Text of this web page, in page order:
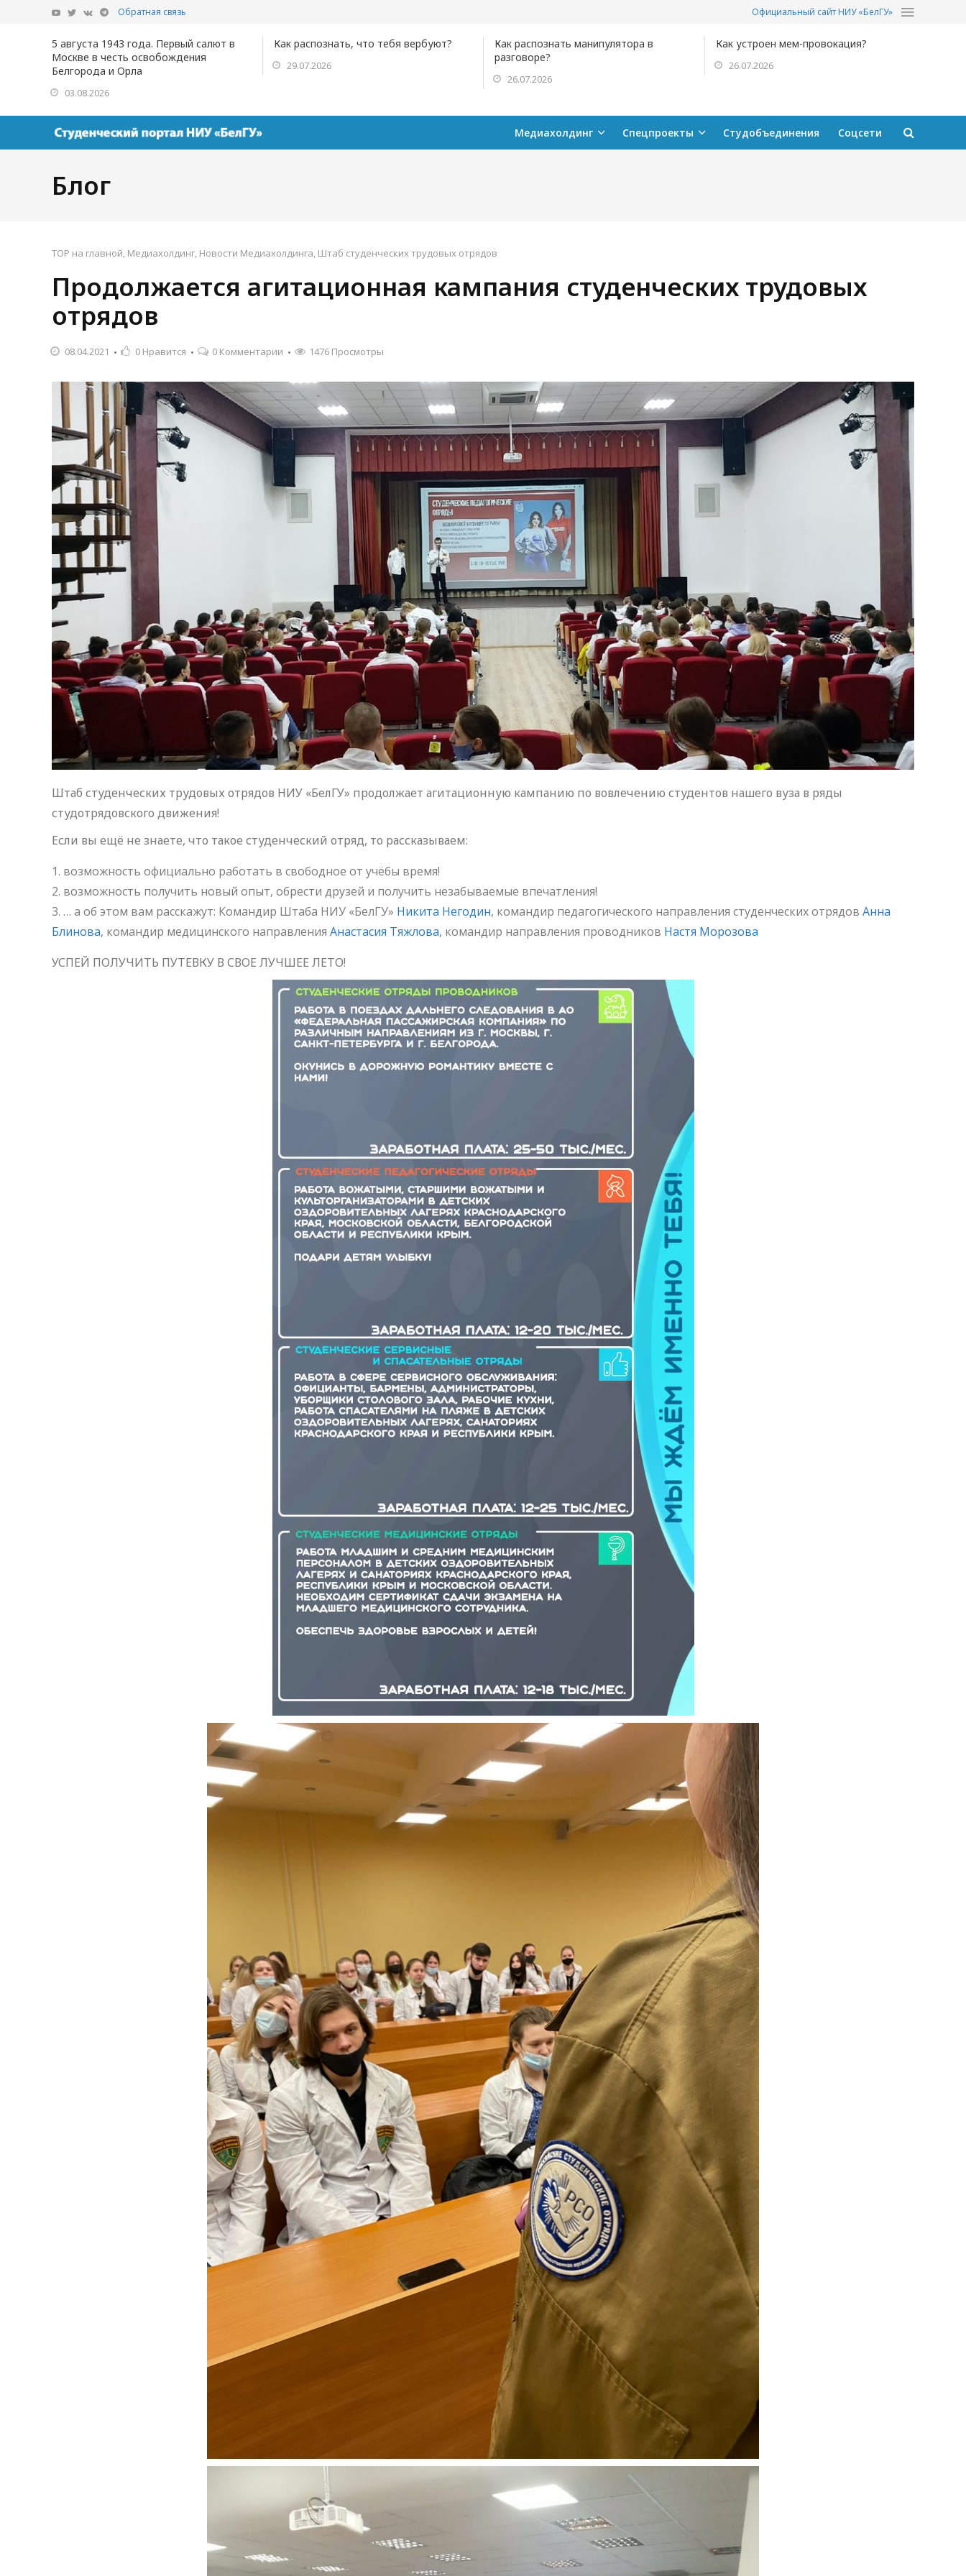
Обратная связь Официальный сайт НИУ «БелГУ»
5 августа 1943 года. Первый салют в
Москве в честь освобождения
Белгорода и Орла
03.08.2026
Как распознать, что тебя вербуют?
29.07.2026
Как распознать манипулятора в
разговоре?
26.07.2026
Как устроен мем-провокация?
26.07.2026
Медиахолдинг Спецпроекты Студобъединения Соцсети
Блог
TOP на главной, Медиахолдинг, Новости Медиахолдинга, Штаб студенческих трудовых отрядов
Продолжается агитационная кампания студенческих трудовых
отрядов
08.04.2021 0 Нравится 0 Комментарии 1476 Просмотры
Штаб студенческих трудовых отрядов НИУ «БелГУ» продолжает агитационную кампанию по вовлечению студентов нашего вуза в ряды
студотрядовского движения!
Если вы ещё не знаете, что такое студенческий отряд, то рассказываем:
возможность официально работать в свободное от учёбы время!
возможность получить новый опыт, обрести друзей и получить незабываемые впечатления!
… а об этом вам расскажут: Командир Штаба НИУ «БелГУ» Никита Негодин, командир педагогического направления студенческих отрядов Анна
Блинова, командир медицинского направления Анастасия Тяжлова, командир направления проводников Настя Морозова
УСПЕЙ ПОЛУЧИТЬ ПУТЕВКУ В СВОЕ ЛУЧШЕЕ ЛЕТО!